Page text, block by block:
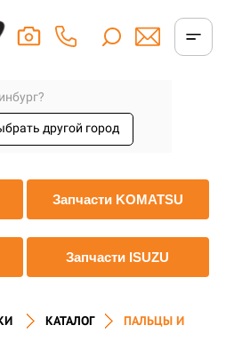
другой город
Запчасти KOMATSU
Запчасти ISUZU
КАТАЛОГ
ПАЛЬЦЫ И